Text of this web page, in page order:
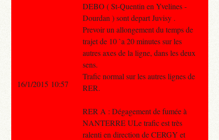
DEBO ( St-Quentin en Yvelines -
Dourdan ) sont depart Juvisy .
Prevoir un allongement du temps de
trajet de 10 `a 20 minutes sur les
autres axes de la ligne, dans les deux
sens.
Trafic normal sur les autres lignes de
RER.
RER A : Dégagement de fumée à
NANTERRE ULe trafic est très
ralenti en direction de CERGY et
16/1/2015 10:57